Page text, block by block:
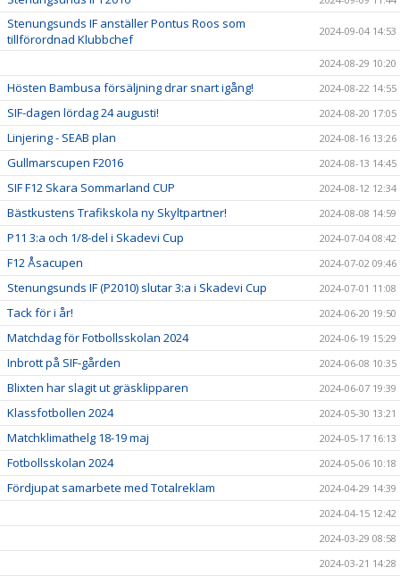
Stenungsunds IF anställer Pontus Roos som
tillförordnad Klubbchef
2024-09-04 14:53
2024-08-29 10:20
Hösten Bambusa försäljning drar snart igång! 2024-08-22 14:55
SIF-dagen lördag 24 augusti! 2024-08-20 17:05
Linjering - SEAB plan 2024-08-16 13:26
Gullmarscupen F2016 2024-08-13 14:45
SIF F12 Skara Sommarland CUP 2024-08-12 12:34
Bästkustens Trafikskola ny Skyltpartner! 2024-08-08 14:59
P11 3:a och 1/8-del i Skadevi Cup 2024-07-04 08:42
F12 Åsacupen 2024-07-02 09:46
Stenungsunds IF (P2010) slutar 3:a i Skadevi Cup 2024-07-01 11:08
Tack för i år! 2024-06-20 19:50
Matchdag för Fotbollsskolan 2024 2024-06-19 15:29
Inbrott på SIF-gården 2024-06-08 10:35
Blixten har slagit ut gräsklipparen 2024-06-07 19:39
Klassfotbollen 2024 2024-05-30 13:21
Matchklimathelg 18-19 maj 2024-05-17 16:13
Fotbollsskolan 2024 2024-05-06 10:18
Fördjupat samarbete med Totalreklam
2024-04-29 14:39
2024-04-15 12:42
2024-03-29 08:58
2024-03-21 14:28